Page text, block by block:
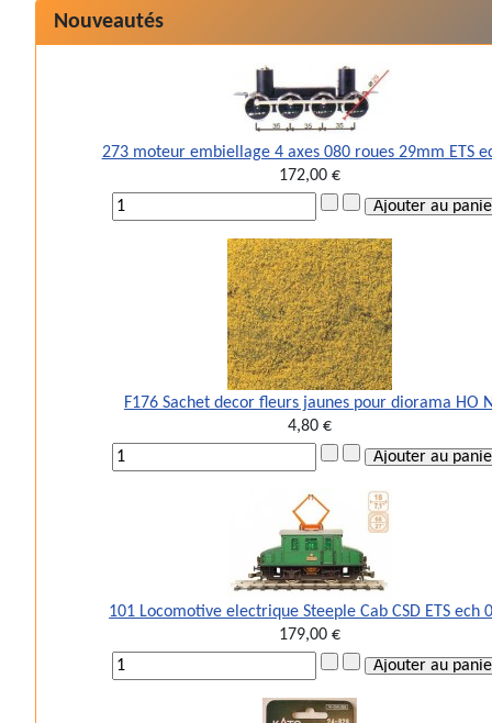
Nouveautés
273 moteur embiellage 4 axes 080 roues 29mm ETS
172,00 €
F176 Sachet decor fleurs jaunes pour diorama HO
4,80 €
101 Locomotive electrique Steeple Cab CSD ETS ech
179,00 €